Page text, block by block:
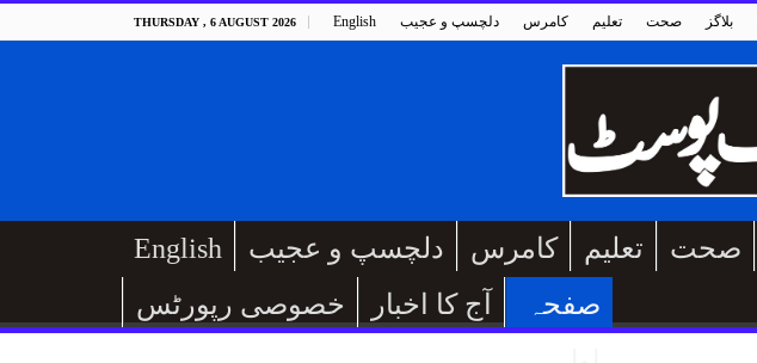
THURSDAY , 6 AUGUST 2026 English دلچسپ و عجیب کامرس تعلیم صحت بلاگز
English دلچسپ و عجیب کامرس تعلیم صحت
خصوصی رپورٹس
آج کا اخبار
صفحہ